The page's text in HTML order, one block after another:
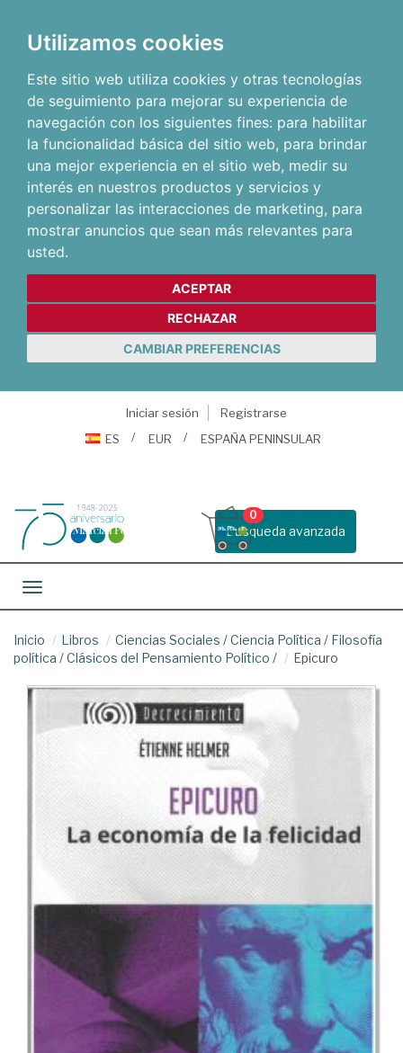
Utilizamos cookies
Este sitio web utiliza cookies y otras tecnologías
de seguimiento para mejorar su experiencia de
navegación con los siguientes fines: para habilitar
la funcionalidad básica del sitio web, para brindar
una mejor experiencia en el sitio web, medir su
interés en nuestros productos y servicios y
personalizar las interacciones de marketing, para
mostrar anuncios que sean más relevantes para
usted.
ACEPTAR
RECHAZAR
CAMBIAR PREFERENCIAS
Iniciar sesión
Registrarse
ES
EUR ESPAÑA PENINSULAR
Busqueda avanzada
0
Toggle navigation
Inicio Libros Ciencias Sociales /Ciencia Política / Filosofía
política /Clásicos del Pensamiento Político / Epicuro